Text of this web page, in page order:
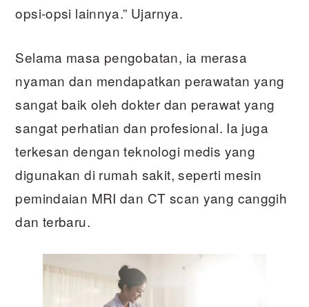
opsi-opsi lainnya.” Ujarnya.
Selama masa pengobatan, ia merasa
nyaman dan mendapatkan perawatan yang
sangat baik oleh dokter dan perawat yang
sangat perhatian dan profesional. Ia juga
terkesan dengan teknologi medis yang
digunakan di rumah sakit, seperti mesin
pemindaian MRI dan CT scan yang canggih
dan terbaru.